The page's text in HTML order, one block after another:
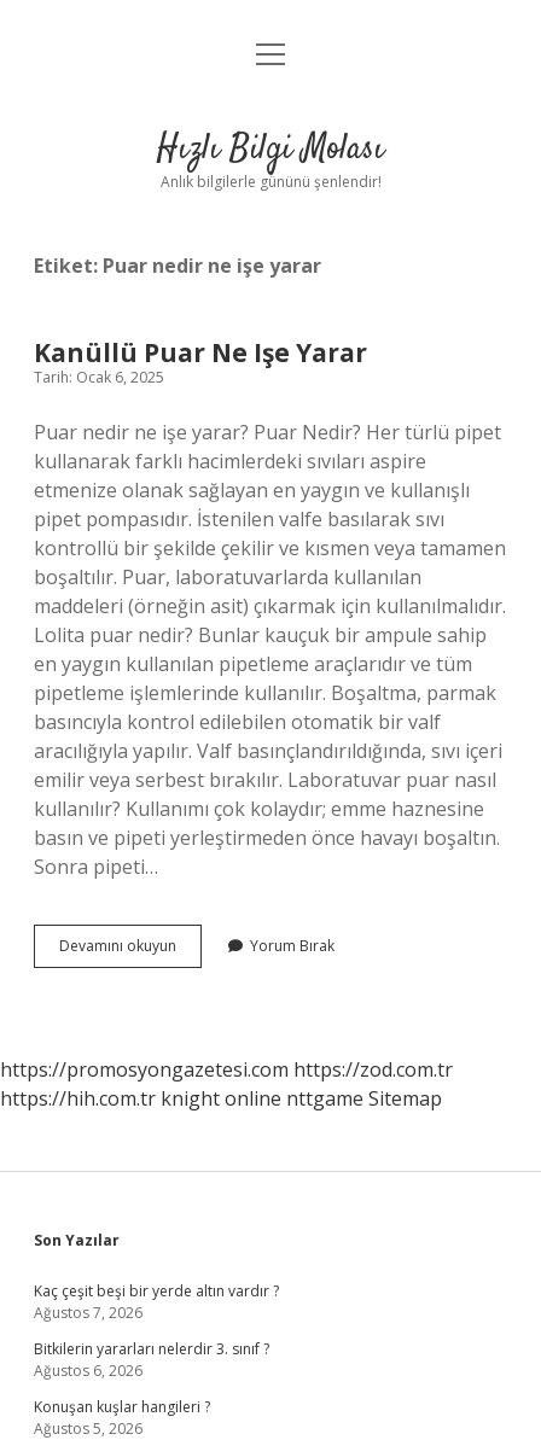
Anasayfa
Yasal Uyarı
menüyü
Hızlı Bilgi Molası
Anlık bilgilerle gününü şenlendir!
Etiket: Puar nedir ne işe yarar
Kanüllü Puar Ne Işe Yarar
Tarih: Ocak 6, 2025
Puar nedir ne işe yarar? Puar Nedir? Her türlü pipet
kullanarak farklı hacimlerdeki sıvıları aspire
etmenize olanak sağlayan en yaygın ve kullanışlı
pipet pompasıdır. İstenilen valfe basılarak sıvı
kontrollü bir şekilde çekilir ve kısmen veya tamamen
boşaltılır. Puar, laboratuvarlarda kullanılan
maddeleri (örneğin asit) çıkarmak için kullanılmalıdır.
Lolita puar nedir? Bunlar kauçuk bir ampule sahip
en yaygın kullanılan pipetleme araçlarıdır ve tüm
pipetleme işlemlerinde kullanılır. Boşaltma, parmak
basıncıyla kontrol edilebilen otomatik bir valf
aracılığıyla yapılır. Valf basınçlandırıldığında, sıvı içeri
emilir veya serbest bırakılır. Laboratuvar puar nasıl
kullanılır? Kullanımı çok kolaydır; emme haznesine
basın ve pipeti yerleştirmeden önce havayı boşaltın.
Sonra pipeti…
Devamını okuyun
Puar
Yorum Bırak
https://promosyongazetesi.com https://zod.com.tr
https://hih.com.tr knight online nttgame Sitemap
Sidebar
Son Yazılar
Kaç çeşit beşi bir yerde altın vardır ?
Ağustos 7, 2026
Bitkilerin yararları nelerdir 3. sınıf ?
Ağustos 6, 2026
Konuşan kuşlar hangileri ?
Ağustos 5, 2026